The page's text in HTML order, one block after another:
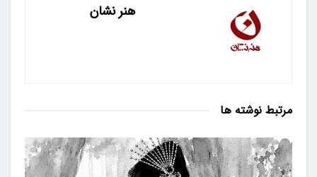
هنر نشان
مرتبط نوشته ها